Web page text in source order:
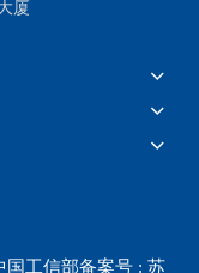
厦
工信部备案号 : 苏